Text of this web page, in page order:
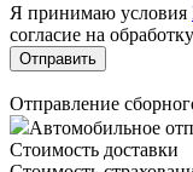
Я принимаю условия
согласие на
Отправление
Автомобильное
Стоимость доставки